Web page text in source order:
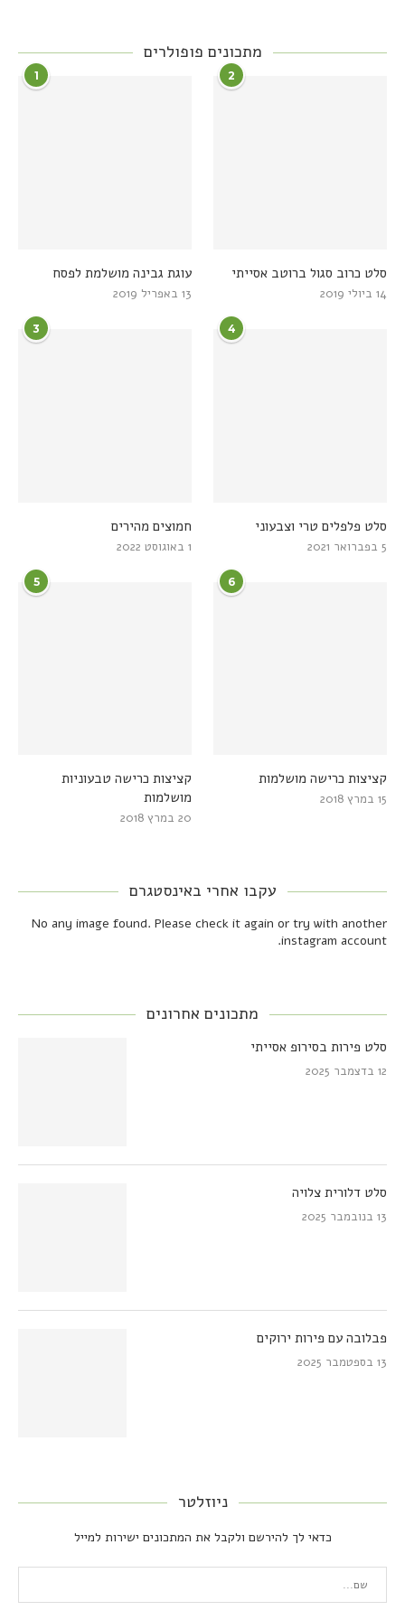
מתכונים פופולרים
1
עוגת גבינה מושלמת לפסח
13 באפריל 2019
2
סלט כרוב סגול ברוטב אסייתי
14 ביולי 2019
3
חמוצים מהירים
1 באוגוסט 2022
4
סלט פלפלים טרי וצבעוני
5 בפברואר 2021
5
קציצות כרישה טבעוניות
מושלמות
20 במרץ 2018
6
קציצות כרישה מושלמות
15 במרץ 2018
עקבו אחרי באינסטגרם
No any image found. Please check it again or try with another
instagram account.
מתכונים אחרונים
סלט פירות בסירופ אסייתי
12 בדצמבר 2025
סלט דלורית צלויה
13 בנובמבר 2025
פבלובה עם פירות ירוקים
13 בספטמבר 2025
ניוזלטר
כדאי לך להירשם ולקבל את המתכונים ישירות למייל